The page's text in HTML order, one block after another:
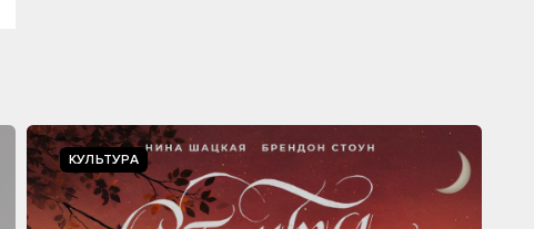
КУЛЬТУРА